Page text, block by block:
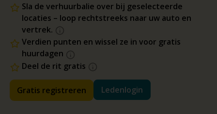
Sla de verhuurbalie over bij geselecteerde
locaties – loop rechtstreeks naar uw auto en
vertrek.
Verdien punten en wissel ze in voor gratis
huurdagen
Deel de rit gratis
Gratis registreren Ledenlogin